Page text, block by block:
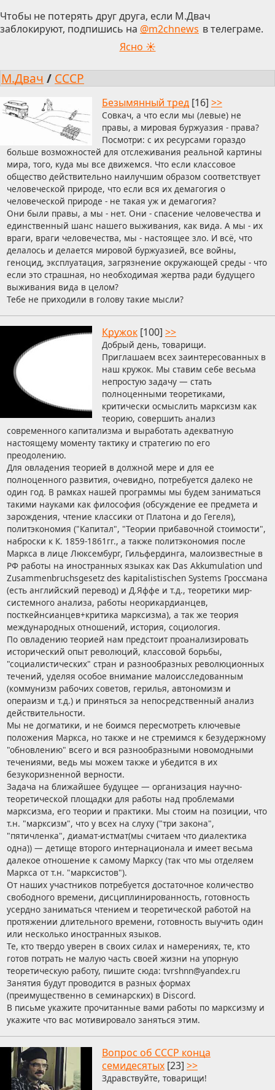
Чтобы не потерять друг друга, если М.Двач
заблокируют, подпишись на @m2chnews в телеграме.
Ясно ☀
М.Двач / СССР
Безымянный тред [16] >>
Совкач, а что если мы (левые) не
правы, а мировая буржуазия - права?
Посмотри: с их ресурсами гораздо
больше возможностей для отслеживания реальной картины
мира, того, куда мы все движемся. Что если классовое
общество действительно наилучшим образом соответствует
человеческой природе, что если вся их демагогия о
человеческой природе - не такая уж и демагогия?
Они были правы, а мы - нет. Они - спасение человечества и
единственный шанс нашего выживания, как вида. А мы - их
враги, враги человечества, мы - настоящее зло. И всё, что
делалось и делается мировой буржуазией, все войны,
геноцид, эксплуатация, загрязнение окружающей среды - что
если это страшная, но необходимая жертва ради будущего
выживания вида в целом?
Тебе не приходили в голову такие мысли?
Кружок [100] >>
Добрый день, товарищи.
Приглашаем всех заинтересованных в
наш кружок. Мы ставим себе весьма
непростую задачу — стать
полноценными теоретиками,
критически осмыслить марксизм как
теорию, совершить анализ
современного капитализма и выработать адекватную
настоящему моменту тактику и стратегию по его
преодолению.
Для овладения теорией в должной мере и для ее
полноценного развития, очевидно, потребуется далеко не
один год. В рамках нашей программы мы будем заниматься
такими науками как философия (обсуждение ее предмета и
зарождения, чтение классики от Платона и до Гегеля),
политэкономия ("Капитал", "Теории прибавочной стоимости",
наброски к К. 1859-1861гг., а также политэкономия после
Маркса в лице Люксембург, Гильфердинга, малоизвестные в
РФ работы на иностранных языках как Das Akkumulation und
Zusammenbruchsgesetz des kapitalistischen Systems Гроссмана
(есть английский перевод) и Д.Яффе и т.д., теоретики мир-
системного анализа, работы неорикардианцев,
посткейнсианцев+критика марксизма), а так же теория
международных отношений, история, социология.
По овладению теорией нам предстоит проанализировать
исторический опыт революций, классовой борьбы,
"социалистических" стран и разнообразных революционных
течений, уделяя особое внимание малоисследованным
(коммунизм рабочих советов, герилья, автономизм и
операизм и т.д.) и приняться за непосредственный анализ
действительности.
Мы не догматики, и не боимся пересмотреть ключевые
положения Маркса, но также и не стремимся к безудержному
"обновлению" всего и вся разнообразными новомодными
течениями, ведь мы можем также и убедится в их
безукоризненной верности.
Задача на ближайшее будущее — организация научно-
теоретической площадки для работы над проблемами
марксизма, его теории и практики. Мы стоим на позиции, что
т.н. "марксизм", что у всех на слуху ("три закона",
"пятичленка", диамат-истмат(мы считаем что диалектика
одна)) — детище второго интернационала и имеет весьма
далекое отношение к самому Марксу (так что мы отделяем
Маркса от т.н. "марксистов").
От наших участников потребуется достаточное количество
свободного времени, дисциплинированность, готовность
усердно заниматься чтением и теоретической работой на
протяжении длительного времени, готовность выучить один
или несколько иностранных языков.
Те, кто твердо уверен в своих силах и намерениях, те, кто
готов потрать не малую часть своей жизни на упорную
теоретическую работу, пишите сюда: tvrshnn
N
U
S
yandex
N
ru
Занятия будут проводится в разных формах
(преимущественно в семинарских) в Discord.
В письме укажите прочитанные вами работы по марксизму и
укажите что вас мотивировало заняться этим.
Вопрос об СССР конца
семидесятых [23] >>
Здравствуйте, товарищи!